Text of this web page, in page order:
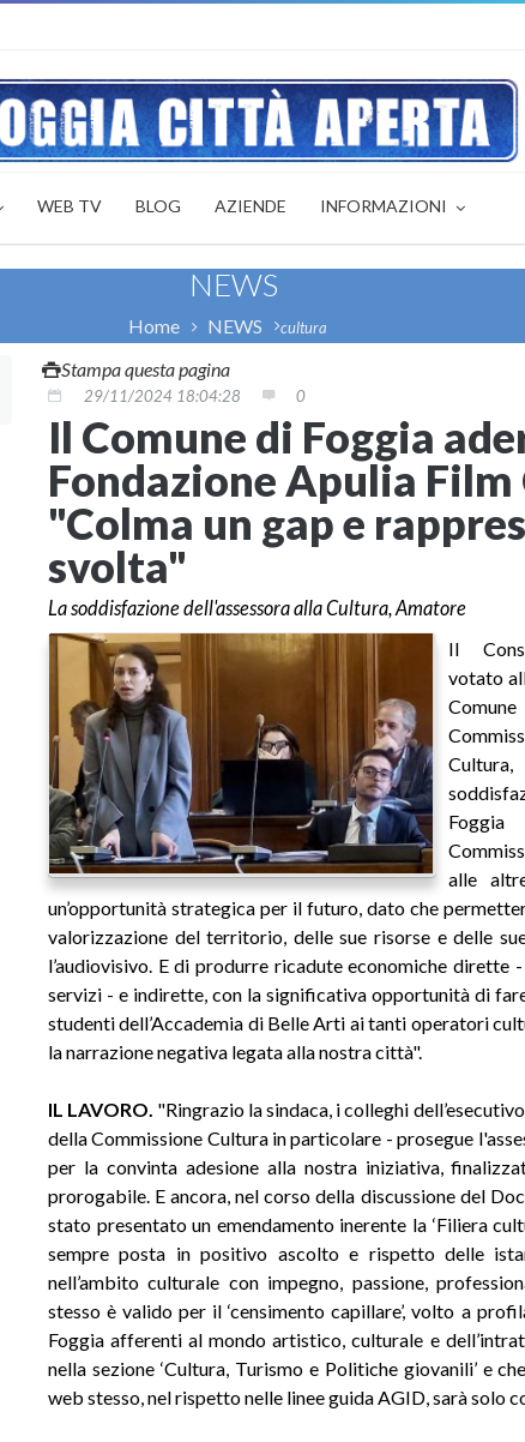
WEB TV BLOG AZIENDE INFORMAZIONI
NEWS
Home NEWS cultura
Stampa questa pagina
29/11/2024 18:04:28 0
Il Comune di Foggia
Fondazione Apulia
"Colma un gap e
svolta"
La soddisfazione dell'assessora alla Cultura, Amatore
Il
votato
alle
un’opportunità strategica per il futuro, dato che
valorizzazione del territorio, delle sue risorse e delle
l’audiovisivo. E di produrre ricadute economiche
servizi - e indirette, con la significativa opportunità di
studenti dell’Accademia di Belle Arti ai tanti operatori
la narrazione negativa legata alla nostra città".
IL LAVORO. "Ringrazio la sindaca, i colleghi
della Commissione Cultura in particolare - prosegue
per la convinta adesione alla nostra iniziativa,
prorogabile. E ancora, nel corso della discussione del
stato presentato un emendamento inerente la ‘Filiera
sempre posta in positivo ascolto e rispetto delle
nell’ambito culturale con impegno, passione,
stesso è valido per il ‘censimento capillare’, volto a
Foggia afferenti al mondo artistico, culturale e
nella sezione ‘Cultura, Turismo e Politiche giovanili’ e
web stesso, nel rispetto nelle linee guida AGID, sarà solo